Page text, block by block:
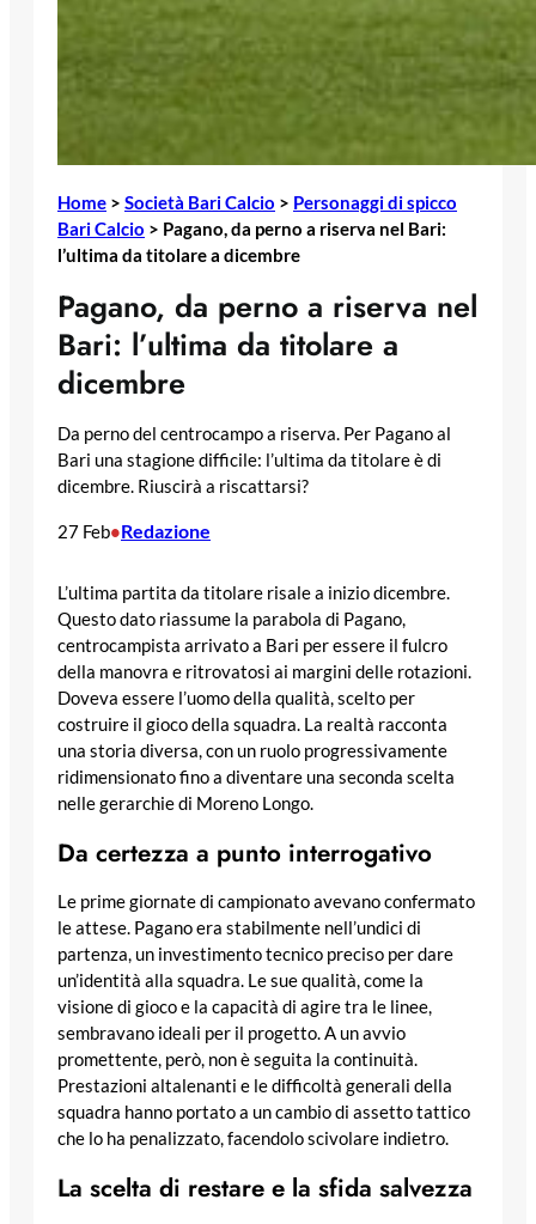
Home > Società Bari Calcio > Personaggi di spicco
Bari Calcio > Pagano, da perno a riserva nel Bari:
l’ultima da titolare a dicembre
Pagano, da perno a riserva nel
Bari: l’ultima da titolare a
dicembre
Da perno del centrocampo a riserva. Per Pagano al
Bari una stagione difficile: l’ultima da titolare è di
dicembre. Riuscirà a riscattarsi?
27 Feb•Redazione
L’ultima partita da titolare risale a inizio dicembre.
Questo dato riassume la parabola di Pagano,
centrocampista arrivato a Bari per essere il fulcro
della manovra e ritrovatosi ai margini delle rotazioni.
Doveva essere l’uomo della qualità, scelto per
costruire il gioco della squadra. La realtà racconta
una storia diversa, con un ruolo progressivamente
ridimensionato fino a diventare una seconda scelta
nelle gerarchie di Moreno Longo.
Da certezza a punto interrogativo
Le prime giornate di campionato avevano confermato
le attese. Pagano era stabilmente nell’undici di
partenza, un investimento tecnico preciso per dare
un’identità alla squadra. Le sue qualità, come la
visione di gioco e la capacità di agire tra le linee,
sembravano ideali per il progetto. A un avvio
promettente, però, non è seguita la continuità.
Prestazioni altalenanti e le difficoltà generali della
squadra hanno portato a un cambio di assetto tattico
che lo ha penalizzato, facendolo scivolare indietro.
La scelta di restare e la sfida salvezza